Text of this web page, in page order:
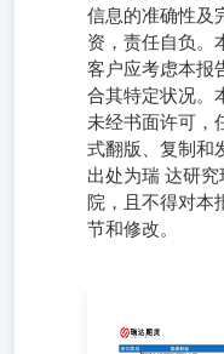
信息的准确性及
资，责任自负。
客户应考虑本报
合其特定状况。
未经书面许可，
式翻版、复制和
出处为瑞 达研
院，且不得对本
节和修改。
限公司力求准确